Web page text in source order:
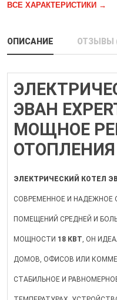
ВСЕ ХАРАКТЕРИСТИКИ →
ОПИСАНИЕ ОТЗЫВЫ
ЭВАН
МОЩНОЕ
ЭЛЕКТРИЧЕСКИЙ КОТЕЛ
СОВРЕМЕННОЕ И НАДЕЖНОЕ
ПОМЕЩЕНИЙ СРЕДНЕЙ И
МОЩНОСТИ 18 КВТ, ОН
ДОМОВ, ОФИСОВ ИЛИ
СТАБИЛЬНОЕ И